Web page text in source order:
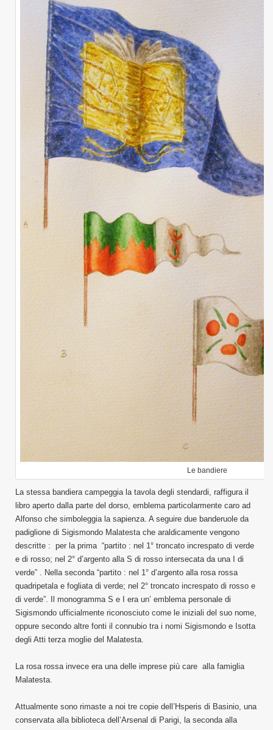
Le bandiere
La stessa bandiera campeggia la tavola degli stendardi, raffigura il
libro aperto dalla parte del dorso, emblema particolarmente caro ad
Alfonso che simboleggia la sapienza. A seguire due banderuole da
padiglione di Sigismondo Malatesta che araldicamente vengono
descritte : per la prima “partito : nel 1° troncato increspato di verde
e di rosso; nel 2° d’argento alla S di rosso intersecata da una I di
verde” . Nella seconda “partito : nel 1° d’argento alla rosa rossa
quadripetala e fogliata di verde; nel 2° troncato increspato di rosso e
di verde”. Il monogramma S e I era un’ emblema personale di
Sigismondo ufficialmente riconosciuto come le iniziali del suo nome,
oppure secondo altre fonti il connubio tra i nomi Sigismondo e Isotta
degli Atti terza moglie del Malatesta.
La rosa rossa invece era una delle imprese più care alla famiglia
Malatesta.
Attualmente sono rimaste a noi tre copie dell’Hsperis di Basinio, una
conservata alla biblioteca dell’Arsenal di Parigi, la seconda alla